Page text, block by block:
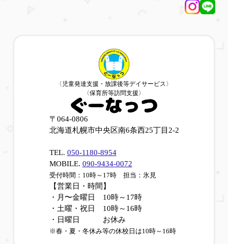
〈児童発達支援・放課後等デイサービス〉
〈保育所等訪問支援〉
〒064-0806
北海道札幌市中央区南6条西25丁目2-2
TEL. 050-1180-8954
MOBILE. 090-9434-0072
受付時間：10時～17時 担当：氷見
【営業日・時間】
・月〜金曜日 10時～17時
・土曜・祝日 10時～16時
・日曜日 お休み
※春・夏・冬休み等の休校日は10時～16時